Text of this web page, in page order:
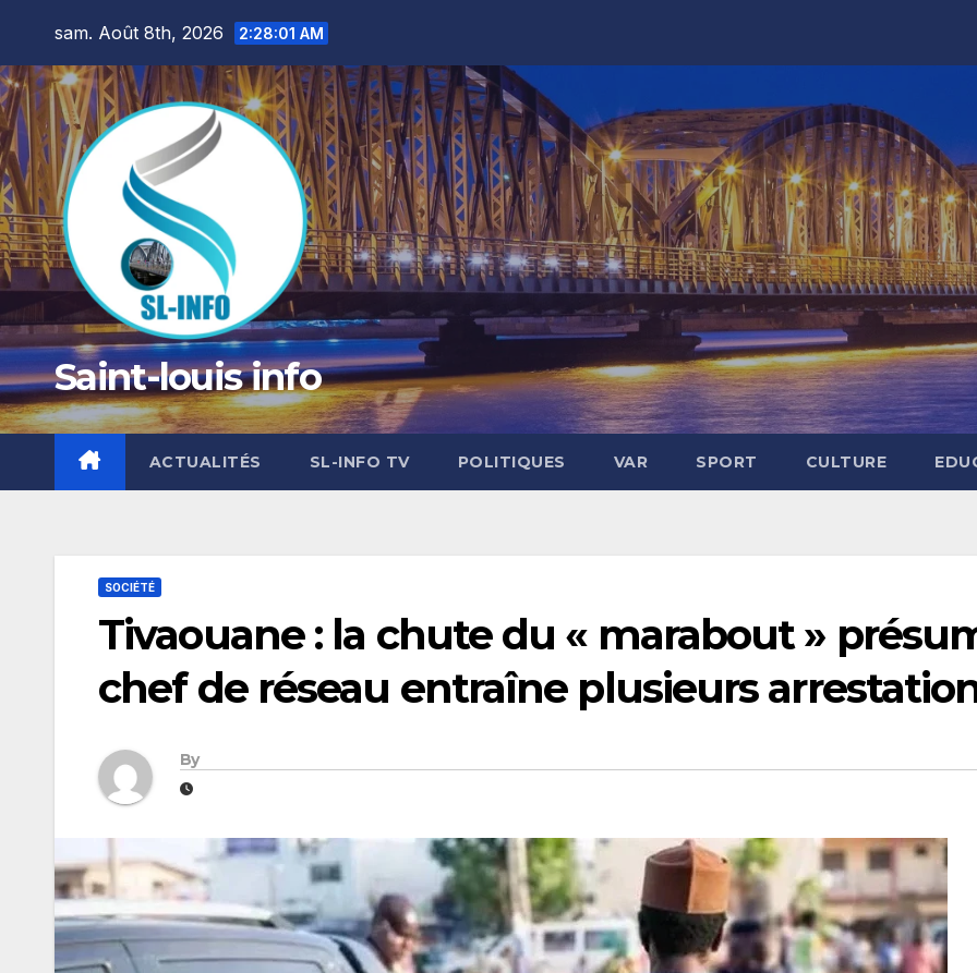
content
sam. Août 8th, 2026 2:28:02 AM
Saint-louis info
ACTUALITÉS SL-INFO TV POLITIQUES VAR SPORT CULTURE
SOCIÉTÉ
Tivaouane : la chute du « marabout »
chef de réseau entraîne plusieurs
By